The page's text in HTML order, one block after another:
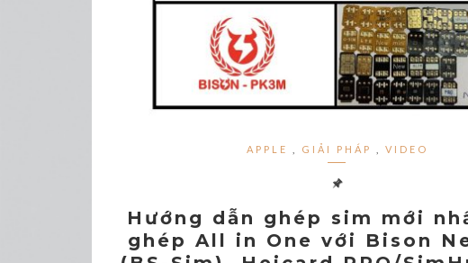
APPLE GIẢI PHÁP VIDEO
Hướng dẫn ghép sim mới
ghép All in One với Bison